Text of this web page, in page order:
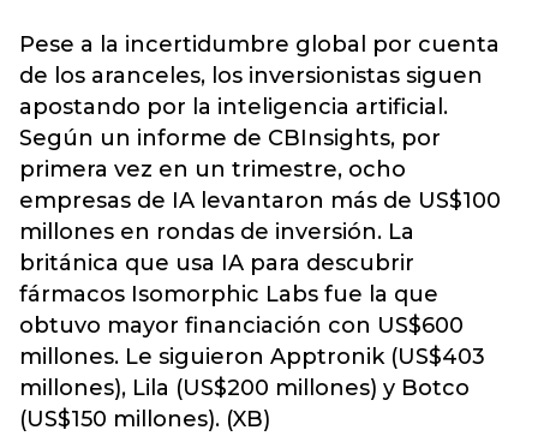
Pese a la incertidumbre global por cuenta
de los aranceles, los inversionistas siguen
apostando por la inteligencia artificial.
Según un informe de CBInsights, por
primera vez en un trimestre, ocho
empresas de IA levantaron más de US$100
millones en rondas de inversión. La
británica que usa IA para descubrir
fármacos Isomorphic Labs fue la que
obtuvo mayor financiación con US$600
millones. Le siguieron Apptronik (US$403
millones), Lila (US$200 millones) y Botco
(US$150 millones). (XB)